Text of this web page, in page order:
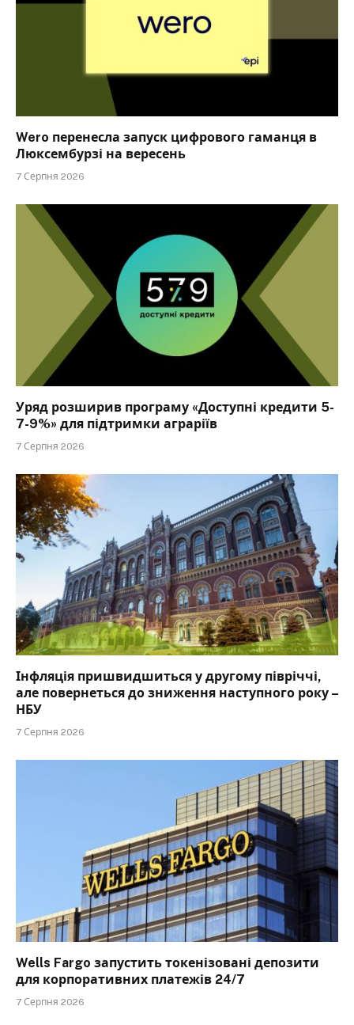
Wero перенесла запуск цифрового гаманця в
Люксембурзі на вересень
7 Серпня 2026
Уряд розширив програму «Доступні кредити 5-
7-9%» для підтримки аграріїв
7 Серпня 2026
Інфляція пришвидшиться у другому півріччі,
але повернеться до зниження наступного року –
НБУ
7 Серпня 2026
Wells Fargo запустить токенізовані депозити
для корпоративних платежів 24/7
7 Серпня 2026